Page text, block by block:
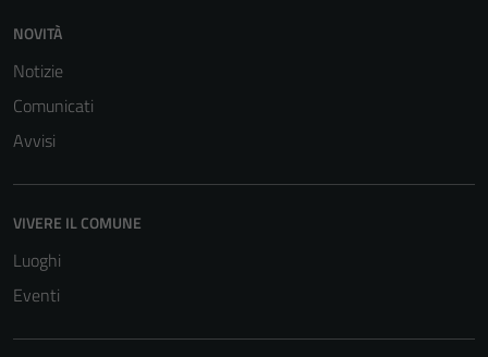
NOVITÀ
Notizie
Comunicati
Avvisi
VIVERE IL COMUNE
Luoghi
Eventi